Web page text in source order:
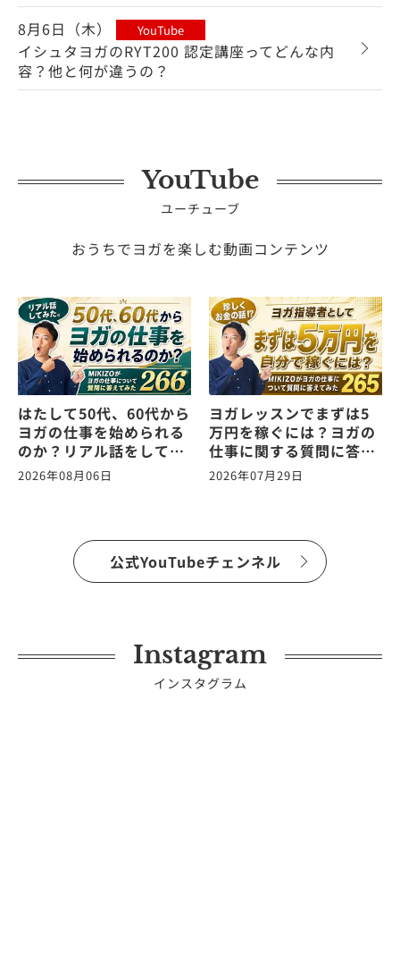
8月6日（木）
YouTube
イシュタヨガのRYT200 認定講座ってどんな内
容？他と何が違うの？
YouTube
ユーチューブ
おうちでヨガを楽しむ動画コンテンツ
はたして50代、60代から
ヨガの仕事を始められる
のか？リアル話をしてみ
た。ヨガの仕事に関する
質問に答えます！
2026年08月06日
ヨガレッスンでまずは5
万円を稼ぐには？ヨガの
仕事に関する質問に答え
ます！vol.265
2026年07月29日
公式YouTubeチェンネル
Instagram
インスタグラム